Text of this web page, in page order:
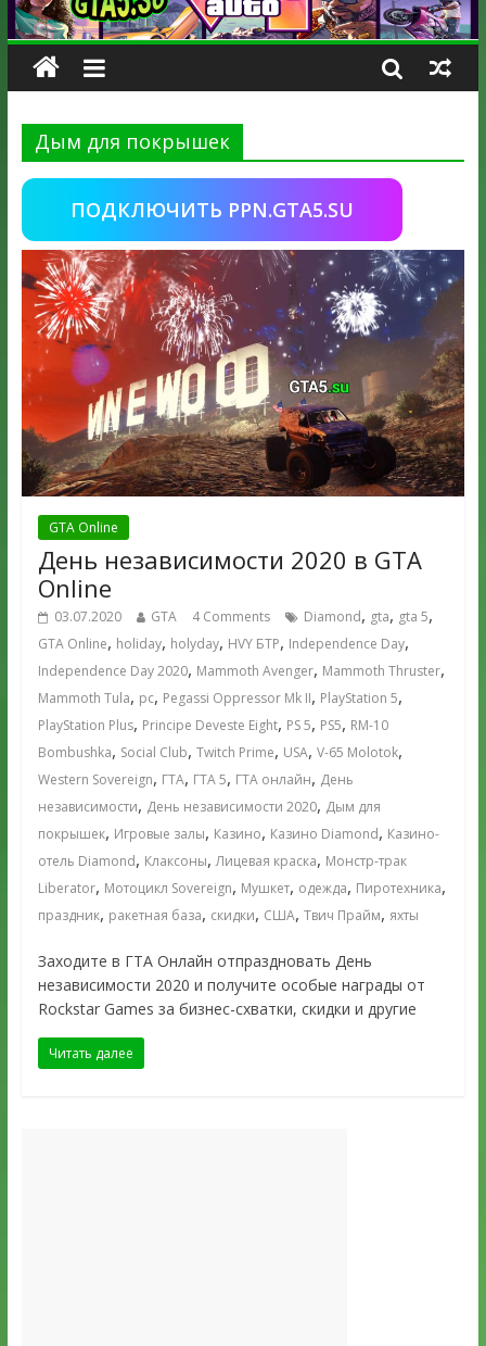
Дым для покрышек
ПОДКЛЮЧИТЬ PPN.GTA5.SU
GTA Online
День независимости 2020 в GTA
Online
03.07.2020 GTA 4 Comments Diamond, gta, gta 5,
GTA Online, holiday, holyday, HVY БТР, Independence Day,
Independence Day 2020, Mammoth Avenger, Mammoth Thruster,
Mammoth Tula, pc, Pegassi Oppressor Mk II, PlayStation 5,
PlayStation Plus, Principe Deveste Eight, PS 5, PS5, RM-10
Bombushka, Social Club, Twitch Prime, USA, V-65 Molotok,
Western Sovereign, ГТА, ГТА 5, ГТА онлайн, День
независимости, День независимости 2020, Дым для
покрышек, Игровые залы, Казино, Казино Diamond, Казино-
отель Diamond, Клаксоны,Лицевая краска, Монстр-трак
Liberator, Мотоцикл Sovereign, Мушкет, одежда, Пиротехника,
праздник, ракетная база, скидки, США, Твич Прайм, яхты
Заходите в ГТА Онлайн отпраздновать День
независимости 2020 и получите особые награды от
Rockstar Games за бизнес-схватки, скидки и другие
Читать далее